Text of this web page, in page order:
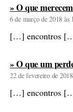
» O que
6 de março de 2018 às
[…] encontros
» O que um
22 de fevereiro de
[…] encontros